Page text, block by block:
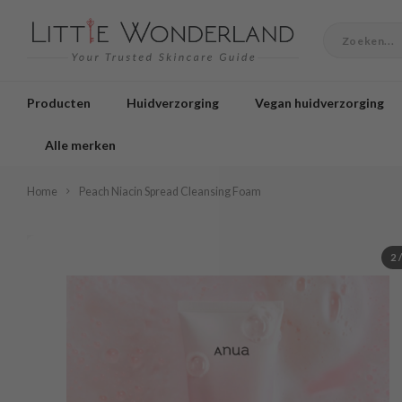
Producten Huidverzorging Vegan huidverzorging
Alle merken
Home Peach Niacin Spread Cleansing Foam
2